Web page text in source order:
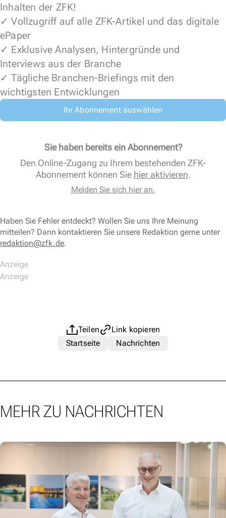
Inhalten der ZFK!
✓ Vollzugriff auf alle ZFK-Artikel und das digitale
ePaper
✓ Exklusive Analysen, Hintergründe und
Interviews aus der Branche
✓ Tägliche Branchen-Briefings mit den
wichtigsten Entwicklungen
Ihr Abonnement auswählen
Sie haben bereits ein Abonnement?
Den Online-Zugang zu Ihrem bestehenden ZFK-
Abonnement können Sie hier aktivieren.
Melden Sie sich hier an.
Haben Sie Fehler entdeckt? Wollen Sie uns Ihre Meinung
mitteilen? Dann kontaktieren Sie unsere Redaktion gerne unter
redaktion@zfk.de.
Teilen
Link kopieren
Startseite
Nachrichten
MEHR ZU NACHRICHTEN